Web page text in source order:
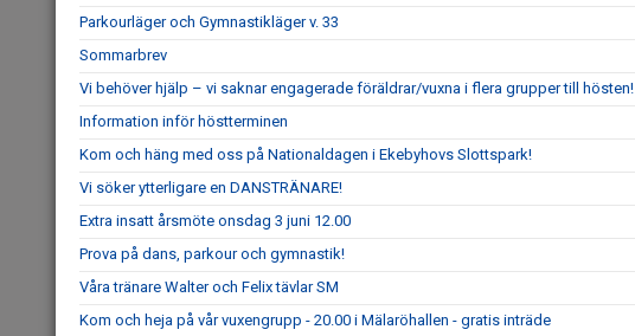
Parkourläger och Gymnastikläger v. 33
Sommarbrev
Vi behöver hjälp – vi saknar engagerade föräldrar/vuxna i flera grupper till hösten!
Information inför höstterminen
Kom och häng med oss på Nationaldagen i Ekebyhovs Slottspark!
Vi söker ytterligare en DANSTRÄNARE!
Extra insatt årsmöte onsdag 3 juni 12.00
Prova på dans, parkour och gymnastik!
Våra tränare Walter och Felix tävlar SM
Kom och heja på vår vuxengrupp - 20.00 i Mälaröhallen - gratis inträde